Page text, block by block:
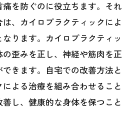
を防ぐのに役立ちます。それ
、カイロプラクティックによ
ります。カイロプラクティッ
歪みを正し、神経や筋肉を正
きます。自宅での改善方法と
よる治療を組み合わせること
し、健康的な身体を保つこと